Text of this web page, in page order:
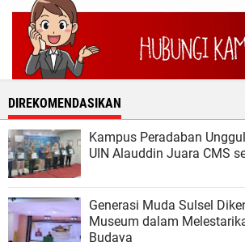
DIREKOMENDASIKAN
Kampus Peradaban
UIN Alauddin Juara CMS
Generasi Muda Sulsel
Museum dalam
Budaya